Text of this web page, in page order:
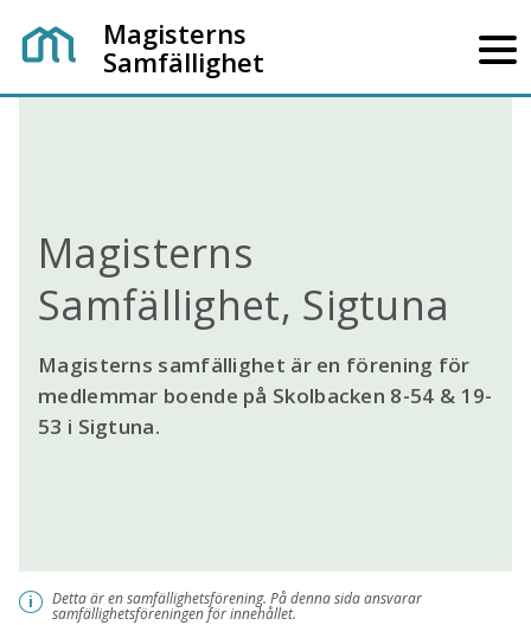
Magisterns
Samfällighet
Magisterns
Samfällighet, Sigtuna
Magisterns samfällighet är en förening för
medlemmar boende på Skolbacken 8-54 & 19-
53 i Sigtuna.
i Detta är en samfällighetsförening. På denna sida ansvarar
samfällighetsföreningen för innehållet.